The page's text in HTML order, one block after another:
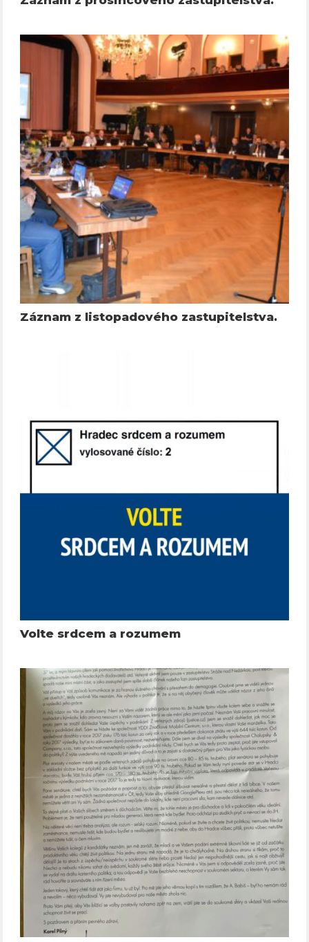
Záznam z listopadového zastupitelstva.
Volte srdcem a rozumem